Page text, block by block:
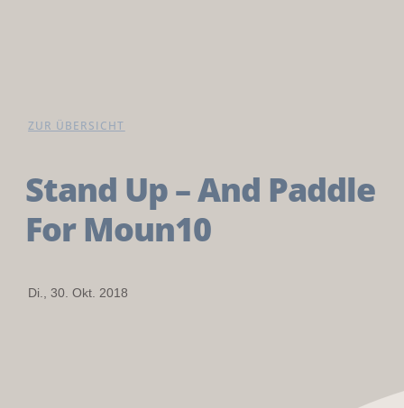
ZUR ÜBERSICHT
Stand Up – And Paddle
For Moun10
Di., 30. Okt. 2018